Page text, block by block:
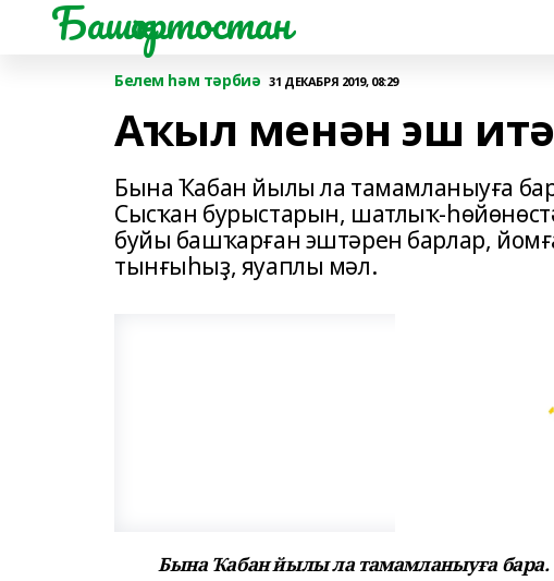
Башҡортостан
Белем һәм тәрбиә 31 ДЕКАБРЯ 2019, 08:29
Аҡыл менән эш
Бына Ҡабан йылы ла тамамланыуға
Сысҡан бурыс­тарын, шатлыҡ-
буйы башҡарған эштәрен барлар,
тынғыһыҙ, яуаплы мәл.
Бына Ҡабан йылы ла тамамланыуға